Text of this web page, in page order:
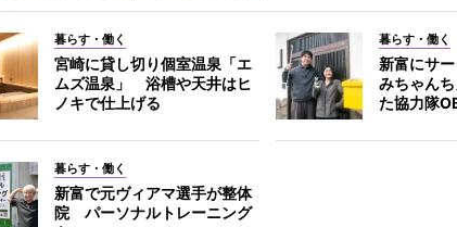
暮らす・働く
宮崎に貸し切り個室温泉「エ
ムズ温泉」 浴槽や天井はヒ
ノキで仕上げる
暮らす・働く
新富にサ
みちゃん
た協力隊
暮らす・働く
新富で元ヴィアマ選手が整体
院 パーソナルトレーニング